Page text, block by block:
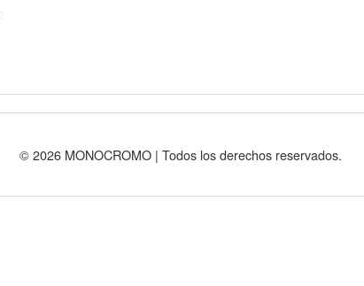
© 2026 MONOCROMO | Todos los derechos reservados.